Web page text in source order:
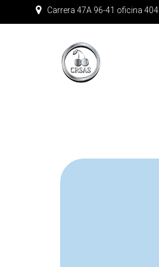
Carrera 47A 96-41 oficina 404